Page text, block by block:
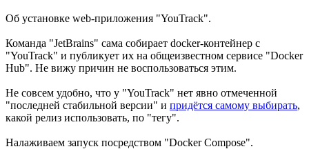
Об установке web-приложения "YouTrack".
Команда "JetBrains" сама собирает docker-контейнер с
"YouTrack" и публикует их на общеизвестном сервисе "Docker
Hub". Не вижу причин не воспользоваться этим.
Не совсем удобно, что у "YouTrack" нет явно отмеченной
"последней стабильной версии" и придётся самому выбирать,
какой релиз использовать, по "тегу".
Налаживаем запуск посредством "Docker Compose".